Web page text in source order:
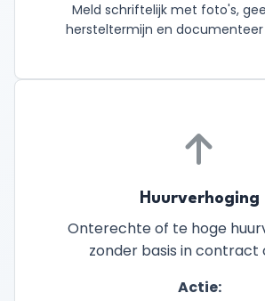
Meld schriftelijk met foto's,
hersteltermijn en documenteer
Huurverhoging
Onterechte of te hoge
zonder basis in contract
Actie: